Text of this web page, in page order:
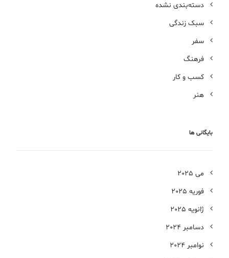
دسته‌بندی نشده
سبک زندگی
سفر
فرهنگ
کسب و کار
هنر
بایگانی ها
می 2025
فوریه 2025
ژانویه 2025
دسامبر 2024
نوامبر 2024